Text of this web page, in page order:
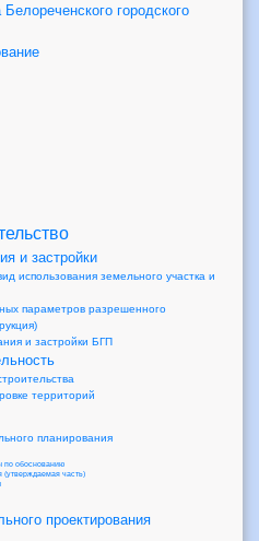
городского
и застройки
использования земельного участка и
параметров разрешенного
и застройки БГП
территорий
планирования
по обоснованию
(утверждаемая часть)
проектирования